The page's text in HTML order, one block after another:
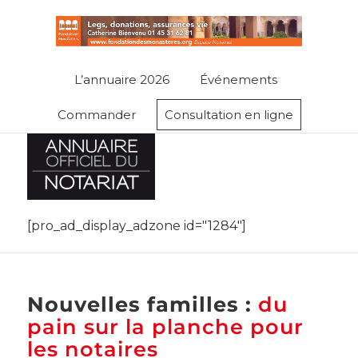
L’annuaire 2026 Événements
Commander Consultation en ligne
[pro_ad_display_adzone id="1284"]
Nouvelles familles : du
pain sur la planche pour
les notaires